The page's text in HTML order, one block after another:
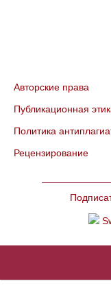
Авторские права
Публикационная
Политика
Рецензирование